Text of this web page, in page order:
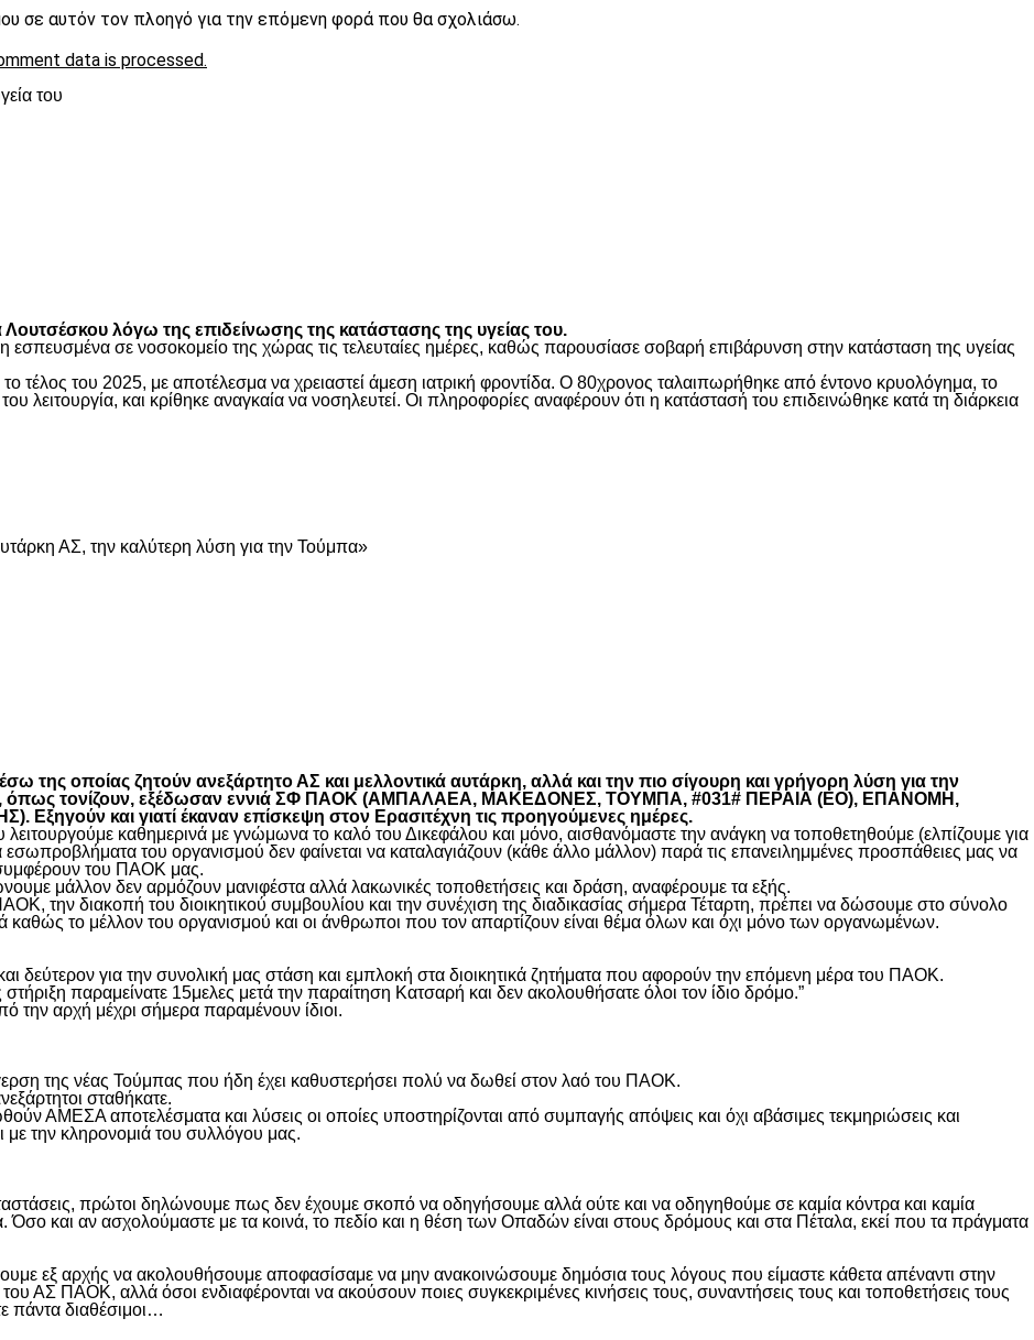
σε αυτόν τον πλοηγό για την επόμενη φορά που θα σχολιάσω.
data is processed.
του
λόγω της επιδείνωσης της κατάστασης της υγείας του.
εσπευσμένα σε νοσοκομείο της χώρας τις τελευταίες ημέρες, καθώς παρουσίασε σοβαρή επιβάρυνση στην κατάσταση της υγείας
τέλος του 2025, με αποτέλεσμα να χρειαστεί άμεση ιατρική φροντίδα. Ο 80χρονος ταλαιπωρήθηκε από έντονο κρυολόγημα, το
λειτουργία, και κρίθηκε αναγκαία να νοσηλευτεί. Οι πληροφορίες αναφέρουν ότι η κατάστασή του επιδεινώθηκε κατά τη διάρκεια
ΑΣ, την καλύτερη λύση για την Τούμπα»
της οποίας ζητούν ανεξάρτητο ΑΣ και μελλοντικά αυτάρκη, αλλά και την πιο σίγουρη και γρήγορη λύση για την
όπως τονίζουν, εξέδωσαν εννιά ΣΦ ΠΑΟΚ (ΑΜΠΑΛΑΕΑ, ΜΑΚΕΔΟΝΕΣ, ΤΟΥΜΠΑ, #031# ΠΕΡΑΙΑ (ΕΟ), ΕΠΑΝΟΜΗ,
και γιατί έκαναν επίσκεψη στον Ερασιτέχνη τις προηγούμενες ημέρες.
καθημερινά με γνώμωνα το καλό του Δικεφάλου και μόνο, αισθανόμαστε την ανάγκη να τοποθετηθούμε (ελπίζουμε για
του οργανισμού δεν φαίνεται να καταλαγιάζουν (κάθε άλλο μάλλον) παρά τις επανειλημμένες προσπάθειες μας να
συμφέρουν του ΠΑΟΚ μας.
μάλλον δεν αρμόζουν μανιφέστα αλλά λακωνικές τοποθετήσεις και δράση, αναφέρουμε τα εξής.
την διακοπή του διοικητικού συμβουλίου και την συνέχιση της διαδικασίας σήμερα Τέταρτη, πρέπει να δώσουμε στο σύνολο
το μέλλον του οργανισμού και οι άνθρωποι που τον απαρτίζουν είναι θέμα όλων και όχι μόνο των οργανωμένων.
δεύτερον για την συνολική μας στάση και εμπλοκή στα διοικητικά ζητήματα που αφορούν την επόμενη μέρα του ΠΑΟΚ.
παραμείνατε 15μελες μετά την παραίτηση Κατσαρή και δεν ακολουθήσατε όλοι τον ίδιο δρόμο.”
την αρχή μέχρι σήμερα παραμένουν ίδιοι.
της νέας Τούμπας που ήδη έχει καθυστερήσει πολύ να δωθεί στον λαό του ΠΑΟΚ.
σταθήκατε.
ΑΜΕΣΑ αποτελέσματα και λύσεις οι οποίες υποστηρίζονται από συμπαγής απόψεις και όχι αβάσιμες τεκμηριώσεις και
με την κληρονομιά του συλλόγου μας.
πρώτοι δηλώνουμε πως δεν έχουμε σκοπό να οδηγήσουμε αλλά ούτε και να οδηγηθούμε σε καμία κόντρα και καμία
Όσο και αν ασχολούμαστε με τα κοινά, το πεδίο και η θέση των Οπαδών είναι στους δρόμους και στα Πέταλα, εκεί που τα πράγματα
εξ αρχής να ακολουθήσουμε αποφασίσαμε να μην ανακοινώσουμε δημόσια τους λόγους που είμαστε κάθετα απέναντι στην
ΠΑΟΚ, αλλά όσοι ενδιαφέρονται να ακούσουν ποιες συγκεκριμένες κινήσεις τους, συναντήσεις τους και τοποθετήσεις τους
πάντα διαθέσιμοι…